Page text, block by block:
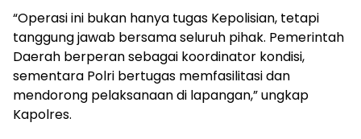
“Operasi ini bukan hanya tugas Kepolisian, tetapi
tanggung jawab bersama seluruh pihak. Pemerintah
Daerah berperan sebagai koordinator kondisi,
sementara Polri bertugas memfasilitasi dan
mendorong pelaksanaan di lapangan,” ungkap
Kapolres.